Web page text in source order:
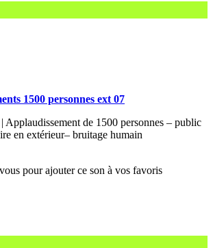
1500 personnes ext 07
Applaudissement de 1500 personnes – public
en extérieur– bruitage humain